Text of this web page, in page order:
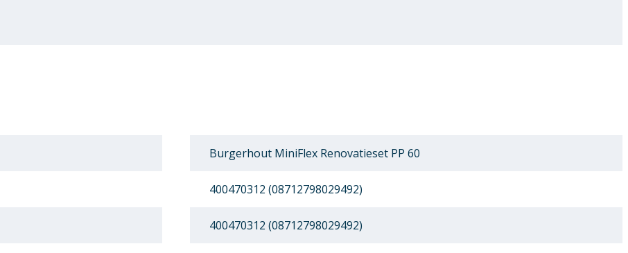
Burgerhout MiniFlex Renovatieset PP 60
400470312 (08712798029492)
400470312 (08712798029492)